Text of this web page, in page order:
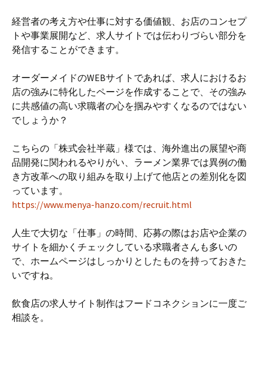
経営者の考え方や仕事に対する価値観、お店のコンセプ
トや事業展開など、求人サイトでは伝わりづらい部分を
発信することができます。
オーダーメイドのWEBサイトであれば、求人におけるお
店の強みに特化したページを作成することで、その強み
に共感値の高い求職者の心を掴みやすくなるのではない
でしょうか？
こちらの「株式会社半蔵」様では、海外進出の展望や商
品開発に関われるやりがい、ラーメン業界では異例の働
き方改革への取り組みを取り上げて他店との差別化を図
っています。
https://www.menya-hanzo.com/recruit.html
人生で大切な「仕事」の時間、応募の際はお店や企業の
サイトを細かくチェックしている求職者さんも多いの
で、ホームページはしっかりとしたものを持っておきた
いですね。
飲食店の求人サイト制作はフードコネクションに一度ご
相談を。